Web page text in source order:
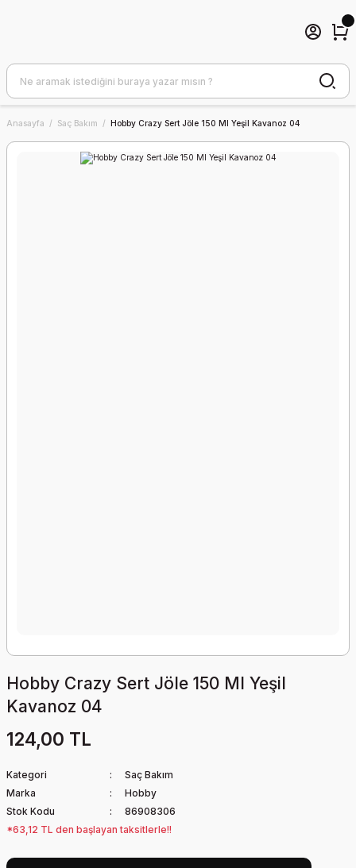
Anasayfa Saç Bakım Hobby Crazy Sert Jöle 150 Ml Yeşil Kavanoz 04
Hobby Crazy Sert Jöle 150 Ml Yeşil
Kavanoz 04
124,00 TL
Kategori
Saç Bakım
Marka
Hobby
Stok Kodu
86908306
*63,12 TL den başlayan taksitlerle!!